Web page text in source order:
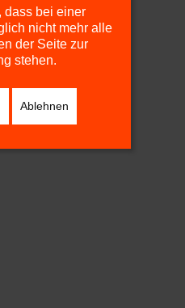
dass bei einer
nicht mehr alle
der Seite zur
stehen.
Ablehnen